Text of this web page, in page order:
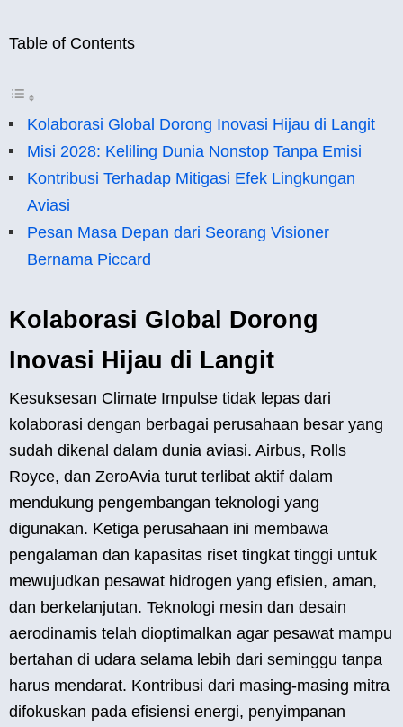
Table of Contents
Kolaborasi Global Dorong Inovasi Hijau di Langit
Misi 2028: Keliling Dunia Nonstop Tanpa Emisi
Kontribusi Terhadap Mitigasi Efek Lingkungan
Aviasi
Pesan Masa Depan dari Seorang Visioner
Bernama Piccard
Kolaborasi Global Dorong
Inovasi Hijau di Langit
Kesuksesan Climate Impulse tidak lepas dari
kolaborasi dengan berbagai perusahaan besar yang
sudah dikenal dalam dunia aviasi. Airbus, Rolls
Royce, dan ZeroAvia turut terlibat aktif dalam
mendukung pengembangan teknologi yang
digunakan. Ketiga perusahaan ini membawa
pengalaman dan kapasitas riset tingkat tinggi untuk
mewujudkan pesawat hidrogen yang efisien, aman,
dan berkelanjutan. Teknologi mesin dan desain
aerodinamis telah dioptimalkan agar pesawat mampu
bertahan di udara selama lebih dari seminggu tanpa
harus mendarat. Kontribusi dari masing-masing mitra
difokuskan pada efisiensi energi, penyimpanan